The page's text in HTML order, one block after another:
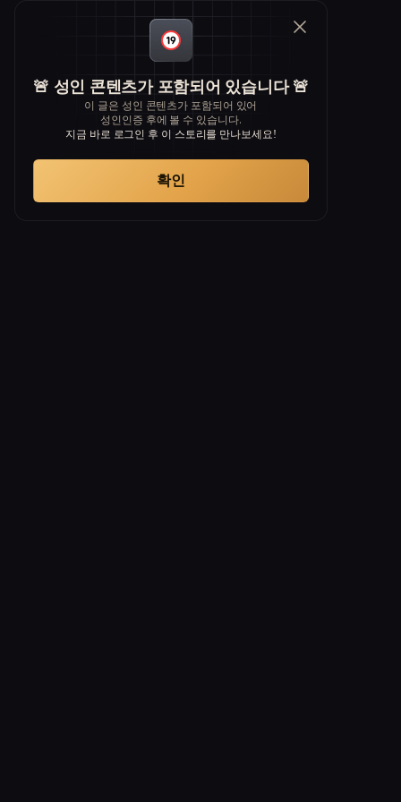
🚨 성인 콘텐츠가 포함되어 있습니다 🚨
이 글은 성인 콘텐츠가 포함되어 있어
성인인증 후에 볼 수 있습니다.
지금 바로 로그인 후 이 스토리를 만나보세요!
확인